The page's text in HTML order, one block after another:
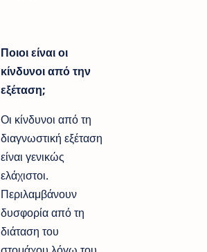
Ποιοι είναι οι
κίνδυνοι από την
εξέταση;
Οι κίνδυνοι από τη
διαγνωστική εξέταση
είναι γενικώς
ελάχιστοι.
Περιλαμβάνουν
δυσφορία από τη
διάταση του